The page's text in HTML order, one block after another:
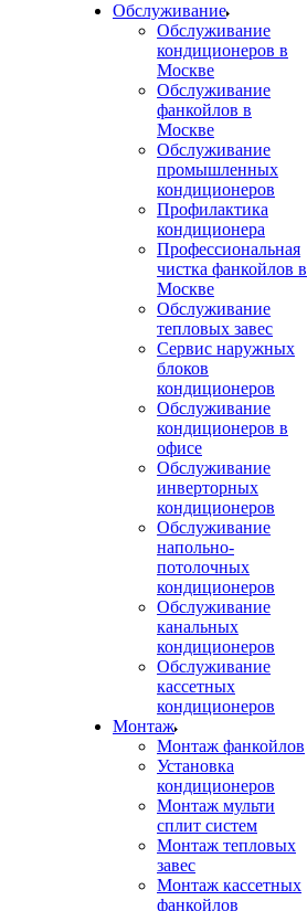
Обслуживание
Обслуживание
кондиционеров в
Москве
Обслуживание
фанкойлов в
Москве
Обслуживание
промышленных
кондиционеров
Профилактика
кондиционера
Профессиональная
чистка фанкойлов в
Москве
Обслуживание
тепловых завес
Сервис наружных
блоков
кондиционеров
Обслуживание
кондиционеров в
офисе
Обслуживание
инверторных
кондиционеров
Обслуживание
напольно-
потолочных
кондиционеров
Обслуживание
канальных
кондиционеров
Обслуживание
кассетных
кондиционеров
Монтаж
Монтаж фанкойлов
Установка
кондиционеров
Монтаж мульти
сплит систем
Монтаж тепловых
завес
Монтаж кассетных
фанкойлов